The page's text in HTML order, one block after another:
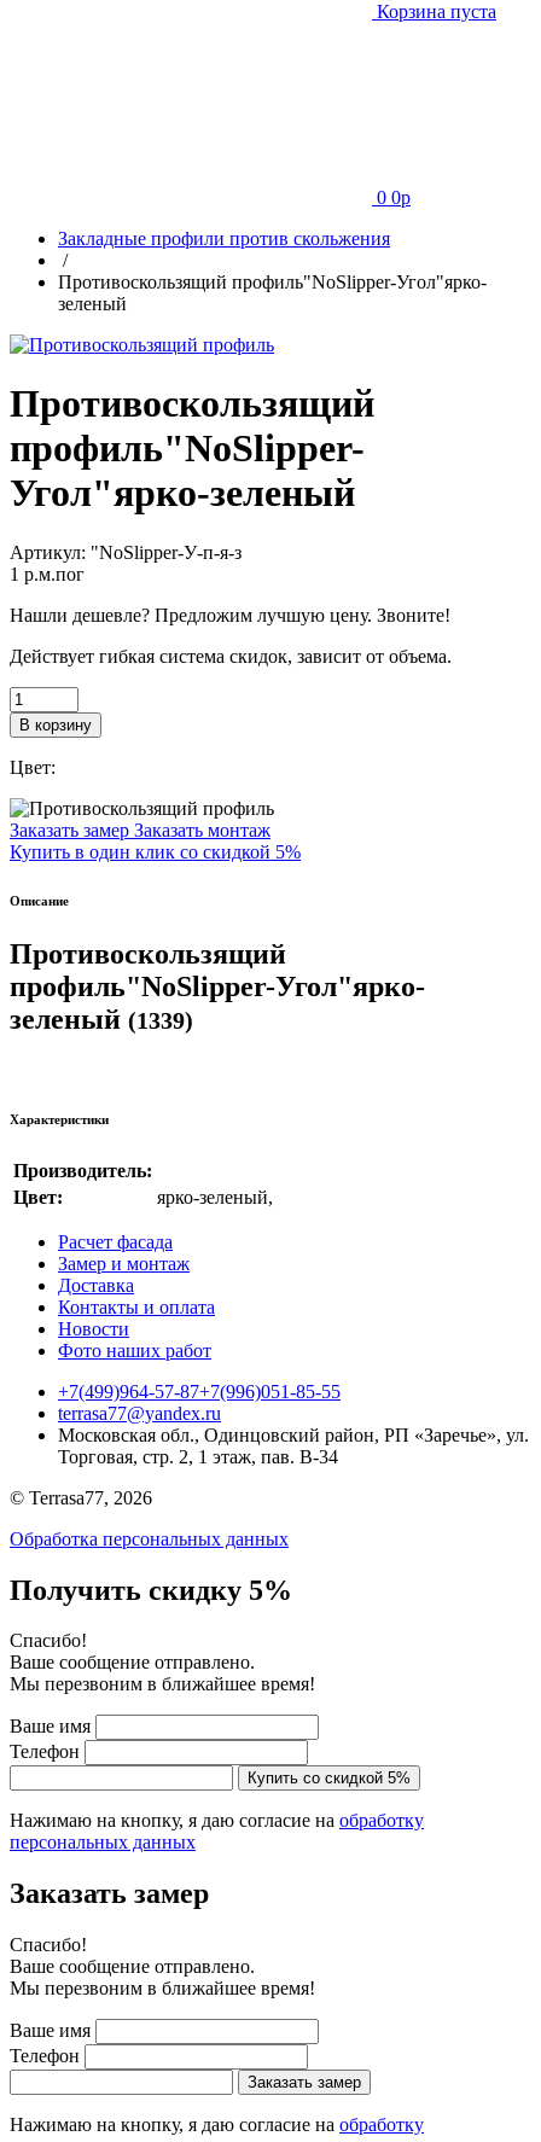
Корзина пуста
0 0p
Закладные профили против скольжения
/
Противоскользящий профиль"NoSlipper-Угол"ярко-
зеленый
Противоскользящий
профиль"NoSlipper-
Угол"ярко-зеленый
Артикул: "NoSlipper-У-п-я-з
1 p.м.пог
Нашли дешевле? Предложим лучшую цену. Звоните!
Действует гибкая система скидок, зависит от объема.
В корзину
Цвет:
Заказать замер Заказать монтаж
Купить в один клик со скидкой 5%
Описание
Противоскользящий
профиль"NoSlipper-Угол"ярко-
зеленый (1339)
Характеристики
Производитель:
Цвет:
ярко-зеленый,
Расчет фасада
Замер и монтаж
Доставка
Контакты и оплата
Новости
Фото наших работ
+7(499)964-57-87+7(996)051-85-55
terrasa77@yandex.ru
Московская обл., Одинцовский район, РП «Заречье», ул.
Торговая, стр. 2, 1 этаж, пав. B-34
© Terrasa77, 2026
Обработка персональных данных
Получить скидку 5%
Cпасибо!
Ваше сообщение отправлено.
Мы перезвоним в ближайшее время!
Ваше имя
Телефон
Купить со скидкой 5%
Нажимаю на кнопку, я даю согласие на обработку
персональных данных
Заказать замер
Cпасибо!
Ваше сообщение отправлено.
Мы перезвоним в ближайшее время!
Ваше имя
Телефон
Заказать замер
Нажимаю на кнопку, я даю согласие на обработку